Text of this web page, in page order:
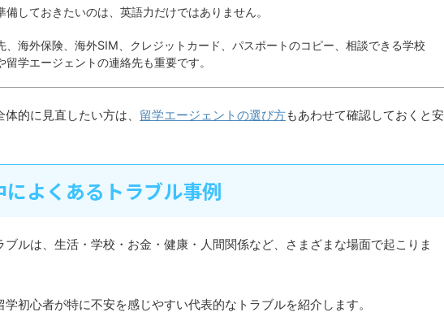
備しておきたいのは、英語力だけではありません。
、海外保険、海外SIM、クレジットカード、パスポートのコピー、相談できる学校
留学エージェントの連絡先も重要です。
的に見直したい方は、 留学エージェントの選び方もあわせて確認しておくと安
によくあるトラブル事例
ブルは、生活・学校・お金・健康・人間関係など、さまざまな場面で起こりま
学初心者が特に不安を感じやすい代表的なトラブルを紹介します。